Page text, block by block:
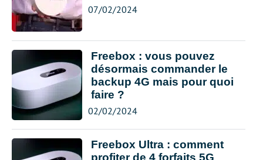
07/02/2024
Freebox : vous pouvez
désormais commander le
backup 4G mais pour quoi
faire ?
02/02/2024
Freebox Ultra : comment
profiter de 4 forfaits 5G